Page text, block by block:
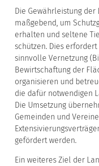
Die Gewährleistung
maßgebend, um
erhalten und seltene
schützen. Dies
sinnvolle Vernetzung
Bewirtschaftung der
organisieren und
die dafür notwendigen
Die Umsetzung
Gemeinden und
gefördert werden.
Ein weiteres Ziel der